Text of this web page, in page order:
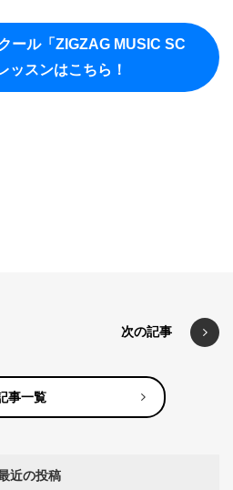
ール「ZIGZAG MUSIC SC
ッスンはこちら！
次の記事
事一覧
近の投稿